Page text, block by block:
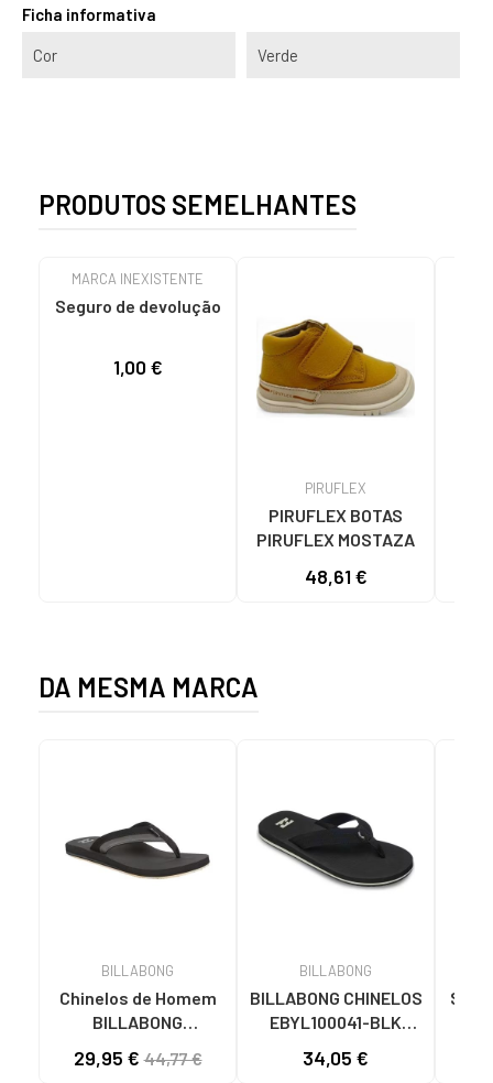
Ficha informativa
Cor Verde
PRODUTOS SEMELHANTES
MARCA INEXISTENTE
Seguro de devolução
1,00 €
PIRUFLEX
PIRUFLEX BOTAS
PIRUFLEX MOSTAZA
48,61 €
DA MESMA MARCA
BILLABONG
Chinelos de Homem
BILLABONG
IMPACT NEGRO
29,95 €44,77 €
BILLABONG
BILLABONG CHINELOS
EBYL100041-BLK
34,05 €